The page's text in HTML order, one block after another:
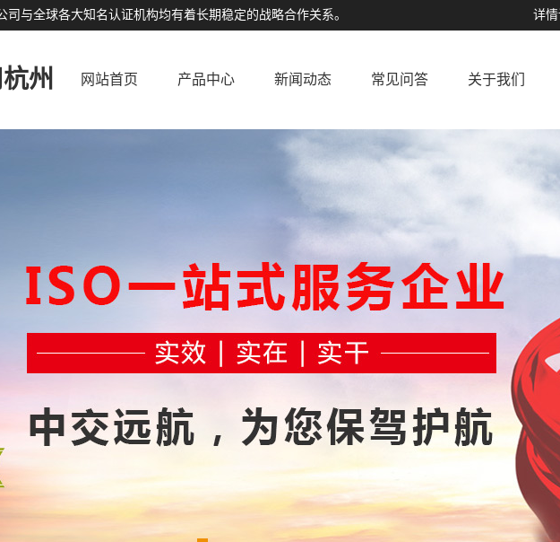
与全球各大知名认证机构均有着长期稳定的战略合作关系。 详情
州 网站首页 产品中心 新闻动态 常见问答 关于我们